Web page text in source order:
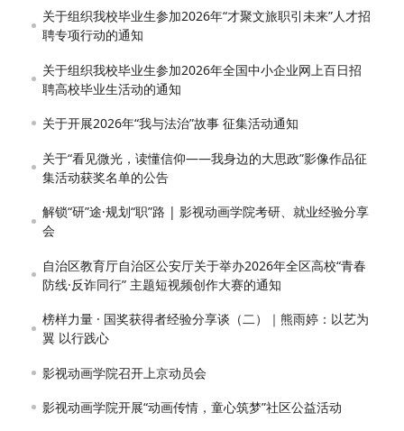
关于组织我校毕业生参加2026年“才聚文旅职引未来”人才招
聘专项行动的通知
关于组织我校毕业生参加2026年全国中小企业网上百日招
聘高校毕业生活动的通知
关于开展2026年“我与法治”故事 征集活动通知
关于“看见微光，读懂信仰——我身边的大思政”影像作品征
集活动获奖名单的公告
解锁“研”途·规划“职”路 | 影视动画学院考研、就业经验分享
会
自治区教育厅自治区公安厅关于举办2026年全区高校“青春
防线·反诈同行” 主题短视频创作大赛的通知
榜样力量 · 国奖获得者经验分享谈（二）｜熊雨婷：以艺为
翼 以行践心
影视动画学院召开上京动员会
影视动画学院开展“动画传情，童心筑梦”社区公益活动